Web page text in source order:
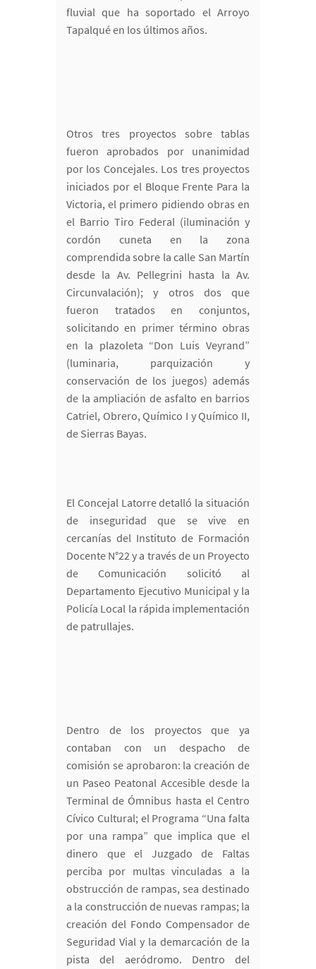
fluvial que ha soportado el Arroyo
Tapalqué en los últimos años.
Otros tres proyectos sobre tablas
fueron aprobados por unanimidad
por los Concejales. Los tres proyectos
iniciados por el Bloque Frente Para la
Victoria, el primero pidiendo obras en
el Barrio Tiro Federal (iluminación y
cordón cuneta en la zona
comprendida sobre la calle San Martín
desde la Av. Pellegrini hasta la Av.
Circunvalación); y otros dos que
fueron tratados en conjuntos,
solicitando en primer término obras
en la plazoleta “Don Luis Veyrand”
(luminaria, parquización y
conservación de los juegos) además
de la ampliación de asfalto en barrios
Catriel, Obrero, Químico I y Químico II,
de Sierras Bayas.
El Concejal Latorre detalló la situación
de inseguridad que se vive en
cercanías del Instituto de Formación
Docente N°22 y a través de un Proyecto
de Comunicación solicitó al
Departamento Ejecutivo Municipal y la
Policía Local la rápida implementación
de patrullajes.
Dentro de los proyectos que ya
contaban con un despacho de
comisión se aprobaron: la creación de
un Paseo Peatonal Accesible desde la
Terminal de Ómnibus hasta el Centro
Cívico Cultural; el Programa “Una falta
por una rampa” que implica que el
dinero que el Juzgado de Faltas
perciba por multas vinculadas a la
obstrucción de rampas, sea destinado
a la construcción de nuevas rampas; la
creación del Fondo Compensador de
Seguridad Vial y la demarcación de la
pista del aeródromo. Dentro del